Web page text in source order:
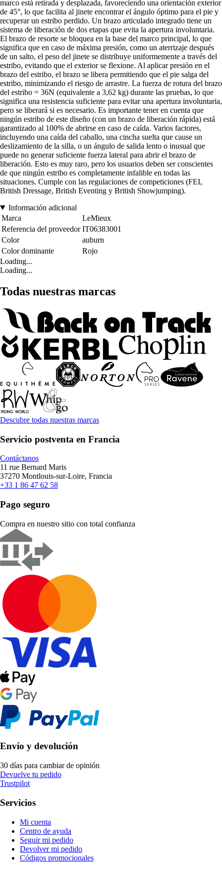
marco está retirada y desplazada, favoreciendo una orientación exterior
de 45°, lo que facilita al jinete encontrar el ángulo óptimo para el pie y
recuperar un estribo perdido. Un brazo articulado integrado tiene un
sistema de liberación de dos etapas que evita la apertura involuntaria.
El brazo de resorte se bloquea en la base del marco principal, lo que
significa que en caso de máxima presión, como un aterrizaje después
de un salto, el peso del jinete se distribuye uniformemente a través del
estribo, evitando que el exterior se flexione. Al aplicar presión en el
brazo del estribo, el brazo se libera permitiendo que el pie salga del
estribo, minimizando el riesgo de arrastre. La fuerza de rotura del brazo
del estribo = 36N (equivalente a 3,62 kg) durante las pruebas, lo que
significa una resistencia suficiente para evitar una apertura involuntaria,
pero se liberará si es necesario. Es importante tener en cuenta que
ningún estribo de este diseño (con un brazo de liberación rápida) está
garantizado al 100% de abrirse en caso de caída. Varios factores,
incluyendo una caída del caballo, una cincha suelta que cause un
deslizamiento de la silla, o un ángulo de salida lento o inusual que
puede no generar suficiente fuerza lateral para abrir el brazo de
liberación. Esto es muy raro, pero los usuarios deben ser conscientes
de que ningún estribo es completamente infalible en todas las
situaciones. Cumple con las regulaciones de competiciones (FEI,
British Dressage, British Eventing y British Showjumping).
Información adicional
Marca
LeMieux
Referencia del proveedor IT06383001
Color
auburn
Color dominante
Rojo
Loading...
Loading...
Todas nuestras marcas
Descubre todas nuestras marcas
Servicio postventa en Francia
Contáctanos
11 rue Bernard Maris
37270 Montlouis-sur-Loire, Francia
+33 1 86 47 62 58
Pago seguro
Compra en nuestro sitio con total confianza
Envío y devolución
30 días para cambiar de opinión
Devuelve tu pedido
Trustpilot
Servicios
Mi cuenta
Centro de ayuda
Seguir mi pedido
Devolver mi pedido
Códigos promocionales